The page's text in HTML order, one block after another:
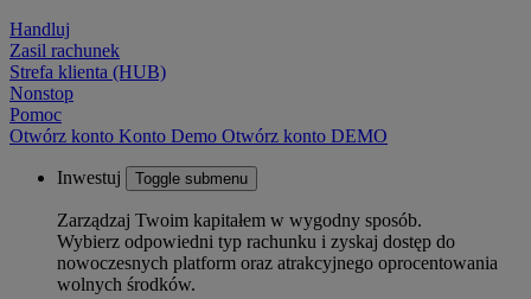
Handluj
Zasil rachunek
Strefa klienta (HUB)
Nonstop
Pomoc
Otwórz konto Konto Demo Otwórz konto DEMO
Inwestuj Toggle submenu
Zarządzaj Twoim kapitałem w wygodny sposób.
Wybierz odpowiedni typ rachunku i zyskaj dostęp do
nowoczesnych platform oraz atrakcyjnego oprocentowania
wolnych środków.